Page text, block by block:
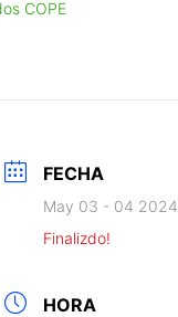
COPE
FECHA
May 03 - 04 2024
Finalizdo!
HORA